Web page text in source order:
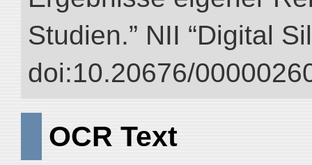
Studien.” NII “Digital
doi:10.20676/
OCR Text